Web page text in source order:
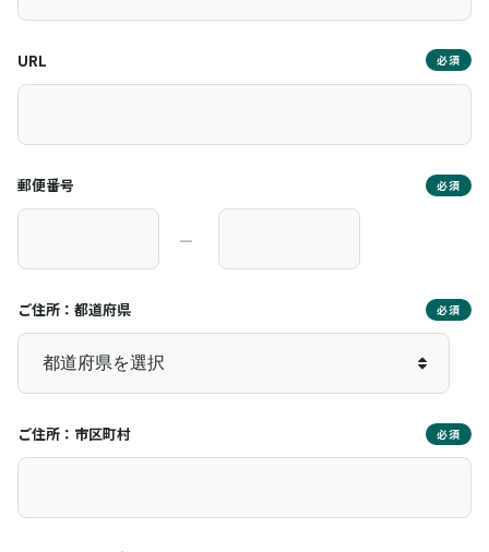
URL 必須
郵便番号 必須
―
ご住所：都道府県 必須
ご住所：市区町村 必須